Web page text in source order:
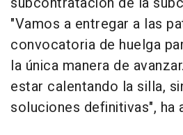
"Vamos a entregar a las
convocatoria de huelga
la única manera de
estar calentando la silla,
soluciones definitivas", ha